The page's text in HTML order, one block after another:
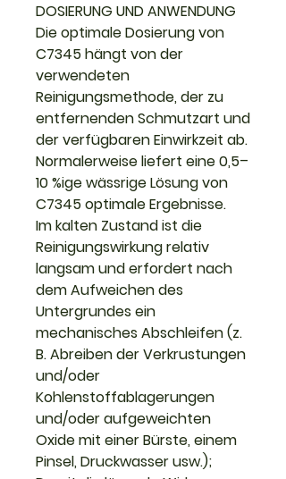
DOSIERUNG UND ANWENDUNG
Die optimale Dosierung von
C7345 hängt von der
verwendeten
Reinigungsmethode, der zu
entfernenden Schmutzart und
der verfügbaren Einwirkzeit ab.
Normalerweise liefert eine 0,5–
10 %ige wässrige Lösung von
C7345 optimale Ergebnisse.
Im kalten Zustand ist die
Reinigungswirkung relativ
langsam und erfordert nach
dem Aufweichen des
Untergrundes ein
mechanisches Abschleifen (z.
B. Abreiben der Verkrustungen
und/oder
Kohlenstoffablagerungen
und/oder aufgeweichten
Oxide mit einer Bürste, einem
Pinsel, Druckwasser usw.);